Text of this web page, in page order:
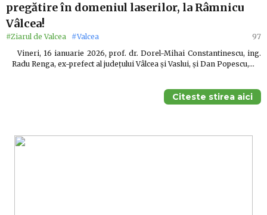
pregătire în domeniul laserilor, la Râmnicu
Vâlcea!
#Ziarul de Valcea #Valcea
97
Vineri, 16 ianuarie 2026, prof. dr. Dorel-Mihai Constantinescu, ing.
Radu Renga, ex-prefect al județului Vâlcea și Vaslui, și Dan Popescu,…
Citeste stirea aici